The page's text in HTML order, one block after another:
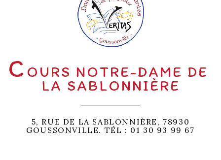
C OURS NOTRE-DAME DE
LA SABLONNIÈRE
5, RUE DE LA SABLONNIÈRE, 78930
GOUSSONVILLE. TÉL : 01 30 93 99 67